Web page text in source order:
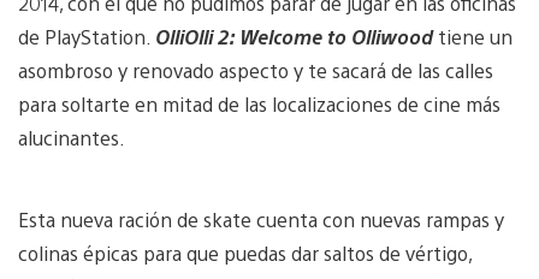
de PlayStation. OlliOlli 2: Welcome to Olliwoodtiene un
asombroso y renovado aspecto y te sacará de las calles
para soltarte en mitad de las localizaciones de cine más
alucinantes.
Esta nueva ración de skate cuenta con nuevas rampas y
colinas épicas para que puedas dar saltos de vértigo,